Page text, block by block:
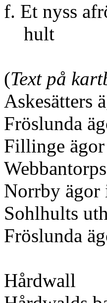
f. Et nyss
hult
(Text på
Askesätters
Fröslunda
Fillinge
Norrby ägor
Fröslunda
Hårdwall